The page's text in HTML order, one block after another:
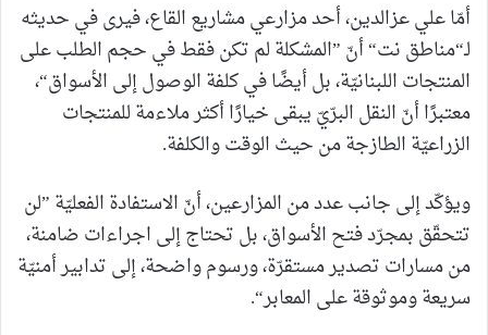
أمّا علي عزالدين، أحد مزارعي مشاريع القاع، فيرى في حديثه
لـ“مناطق نت“ أنّ ”المشكلة لم تكن فقط في حجم الطلب على
المنتجات اللبنانيّة، بل أيضًا في كلفة الوصول إلى الأسواق“،
معتبرًا أنّ النقل البرّيّ يبقى خيارًا أكثر ملاءمة للمنتجات
الزراعيّة الطازجة من حيث الوقت والكلفة.
ويؤكّد إلى جانب عدد من المزارعين، أنّ الاستفادة الفعليّة ”لن
تتحقّق بمجرّد فتح الأسواق، بل تحتاج إلى اجراءات ضامنة،
من مسارات تصدير مستقرّة، ورسوم واضحة، إلى تدابير أمنيّة
سريعة وموثوقة على المعابر“.